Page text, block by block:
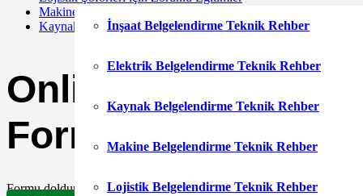
İnşaat Belgelendirme Teknik Rehber
Elektrik Belgelendirme Teknik Rehber
Kaynak Belgelendirme Teknik Rehber
Makine Belgelendirme Teknik Rehber
Lojistik Belgelendirme Teknik Rehber
Makine Teknikeri Belgesi Nereden Alınır
Kaynak Operatörü için Eğitim Süresi Ne Kadar
Online Başvuru
Formu
Formu doldurun en kısa sürede sizinle iletişime geçelim.